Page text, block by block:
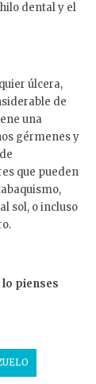
dental y el
úlcera,
de
una
gérmenes y
que pueden
sol, o incluso
lo pienses